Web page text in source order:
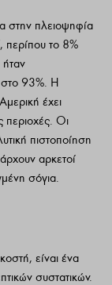
στην πλειοψηφία
περίπου το 8%
93%. Η
έχει
Οι
πιστοποίηση
αρκετοί
σόγια.
είναι ένα
συστατικών.